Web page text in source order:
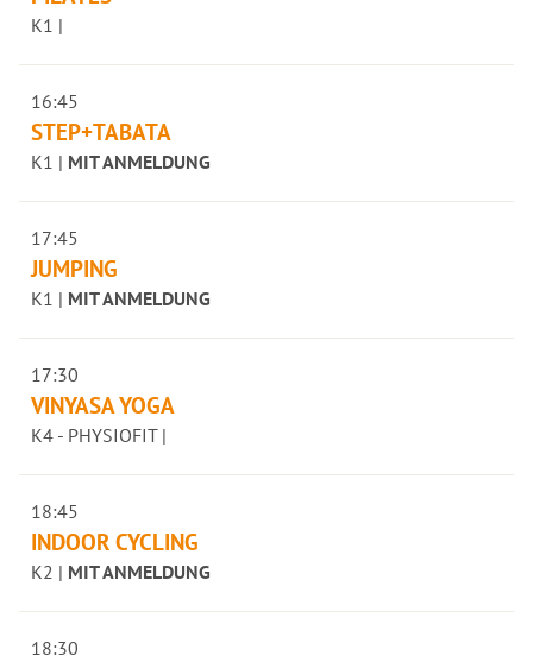
K1 |
16:45
STEP+TABATA
K1 | MIT ANMELDUNG
17:45
JUMPING
K1 | MIT ANMELDUNG
17:30
VINYASA YOGA
K4 - PHYSIOFIT |
18:45
INDOOR CYCLING
K2 | MIT ANMELDUNG
18:30